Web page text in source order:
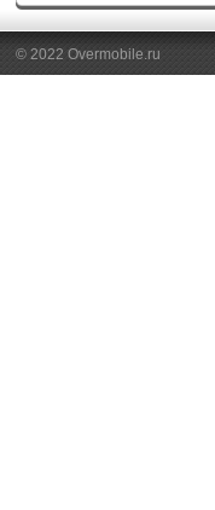
© 2022 Overmobile.ru